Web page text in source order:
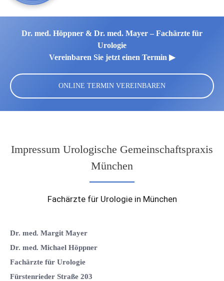
Dr. med. Höppner & Dr. med. Mayer – Fachärzte für
Urologie
Vereinbaren Sie jetzt einen Termin ▶︎
ONLINE TERMIN VEREINBAREN
Impressum Urologische Gemeinschaftspraxis
München
Fachärzte für Urologie in München
Dr. med. Margit Mayer
Dr. med. Michael Höppner
Fachärzte für Urologie
Fürstenrieder Straße 203